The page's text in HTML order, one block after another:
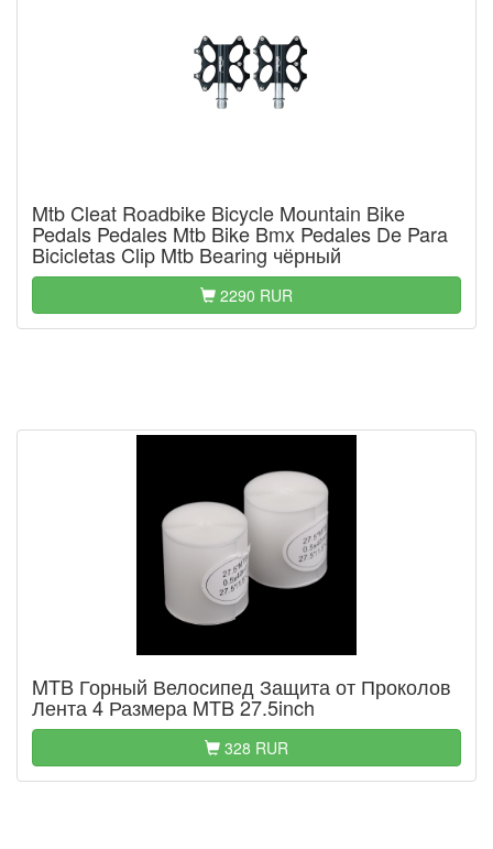
Mtb Cleat Roadbike Bicycle Mountain Bike
Pedals Pedales Mtb Bike Bmx Pedales De Para
Bicicletas Clip Mtb Bearing чёрный
2290 RUR
MTB Горный Велосипед Защита от Проколов
Лента 4 Размера MTB 27.5inch
328 RUR